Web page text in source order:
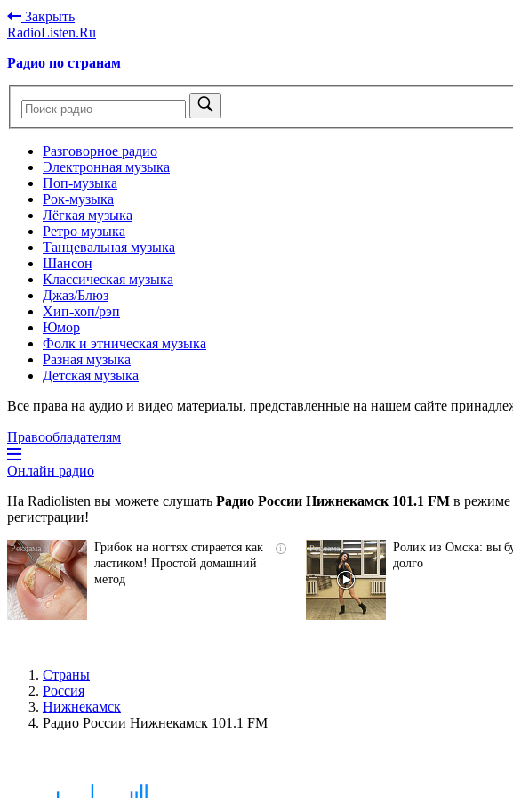
Закрыть
RadioListen.Ru
Радио по странам
Разговорное радио
Электронная музыка
Поп-музыка
Рок-музыка
Лёгкая музыка
Ретро музыка
Танцевальная музыка
Шансон
Классическая музыка
Джаз/Блюз
Хип-хоп/рэп
Юмор
Фолк и этническая музыка
Разная музыка
Детская музыка
Все права на аудио и видео материалы, представленные на нашем сайте
Правообладателям
Онлайн радио
На Radiolisten вы можете слушать Радио России Нижнекамск 101.1 FM в режиме
регистрации!
i
Грибок на ногтях стирается как
ластиком! Простой домашний
метод
Ролик из Омска: вы
долго
Страны
Россия
Нижнекамск
Радио России Нижнекамск 101.1 FM